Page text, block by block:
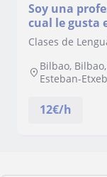
Soy una
cual le gusta
día en su
niveles de
Clases de
Bilbao,
Esteban-
12€/h